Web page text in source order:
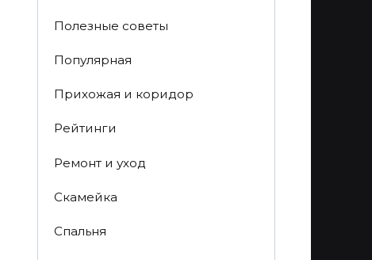
Полезные советы
Популярная
Прихожая и коридор
Рейтинги
Ремонт и уход
Скамейка
Спальня